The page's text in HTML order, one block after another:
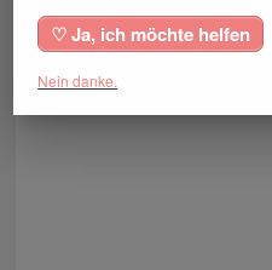
♡ Ja, ich möchte helfen
Nein danke.